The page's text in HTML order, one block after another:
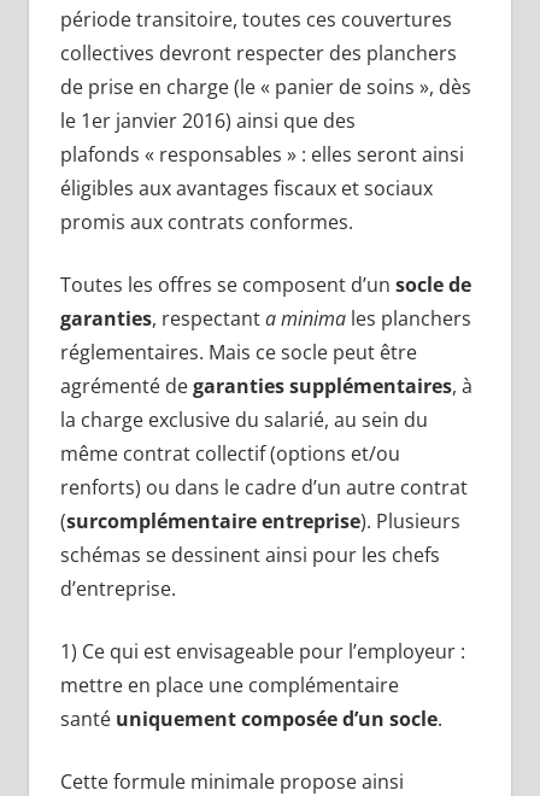
période transitoire, toutes ces couvertures
collectives devront respecter des planchers
de prise en charge (le « panier de soins », dès
le 1er janvier 2016) ainsi que des
plafonds « responsables » : elles seront ainsi
éligibles aux avantages fiscaux et sociaux
promis aux contrats conformes.
Toutes les offres se composent d’un socle de
garanties, respectanta minimales planchers
réglementaires. Mais ce socle peut être
agrémenté degaranties supplémentaires, à
la charge exclusive du salarié, au sein du
même contrat collectif (options et/ou
renforts) ou dans le cadre d’un autre contrat
(surcomplémentaire entreprise). Plusieurs
schémas se dessinent ainsi pour les chefs
d’entreprise.
1) Ce qui est envisageable pour l’employeur :
mettre en place une complémentaire
santé uniquement composée d’un socle.
Cette formule minimale propose ainsi